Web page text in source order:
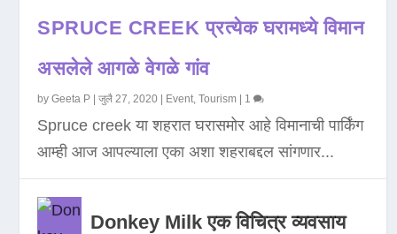
SPRUCE CREEK प्रत्येक घरामध्ये विमान
असलेले आगळे वेगळे गांव
byGeeta P |जुलै 27, 2020 Event,Tourism 1
Spruce creek या शहरात घरासमोर आहे विमानाची पार्किंग
आम्ही आज आपल्याला एका अशा शहराबद्दल सांगणार...
Donkey Milk एक विचित्र व्यवसाय